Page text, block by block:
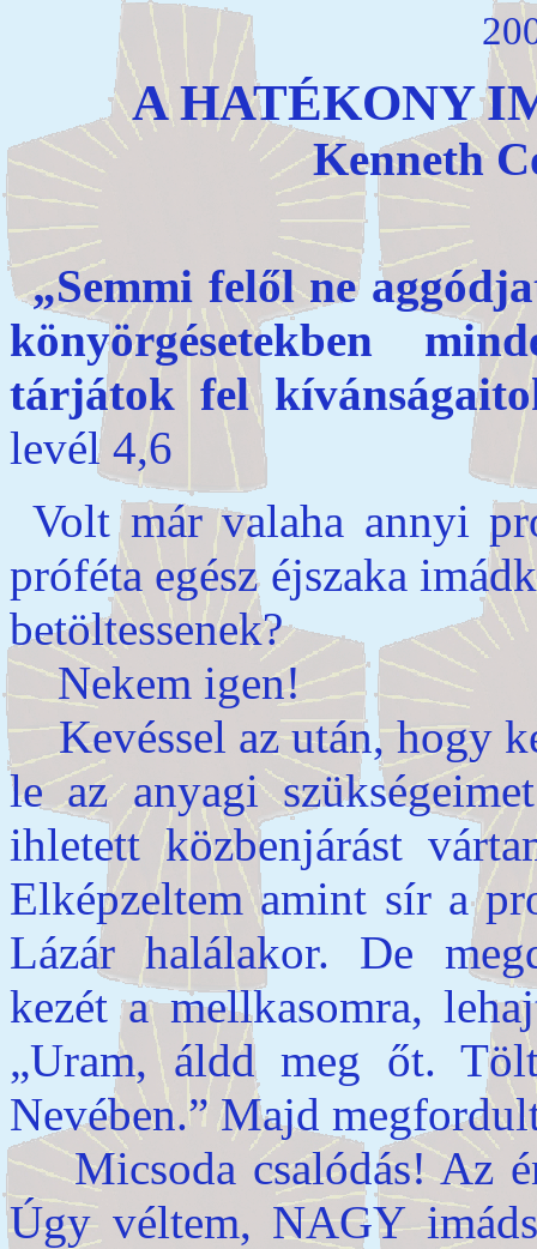
A HATÉKONY
Kenneth
„Semmi felől ne
könyörgésetekben
tárjátok fel
levél 4,6
Volt már valaha annyi
próféta egész éjszaka
betöltessenek?
Nekem igen!
Kevéssel az után, hogy
le az anyagi
ihletett közbenjárást
Elképzeltem amint sír a
Lázár halálakor. De
kezét a mellkasomra,
„Uram, áldd meg őt.
Nevében.” Majd
Micsoda csalódás! Az
Úgy véltem, NAGY